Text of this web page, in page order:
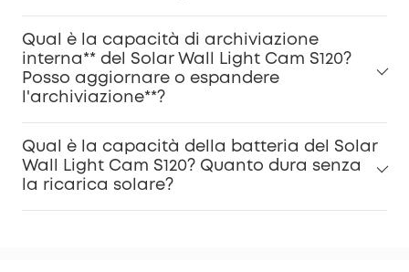
Qual è la capacità di archiviazione
interna** del Solar Wall Light Cam S120?
Posso aggiornare o espandere
l'archiviazione**?
Qual è la capacità della batteria del Solar
Wall Light Cam S120? Quanto dura senza
la ricarica solare?